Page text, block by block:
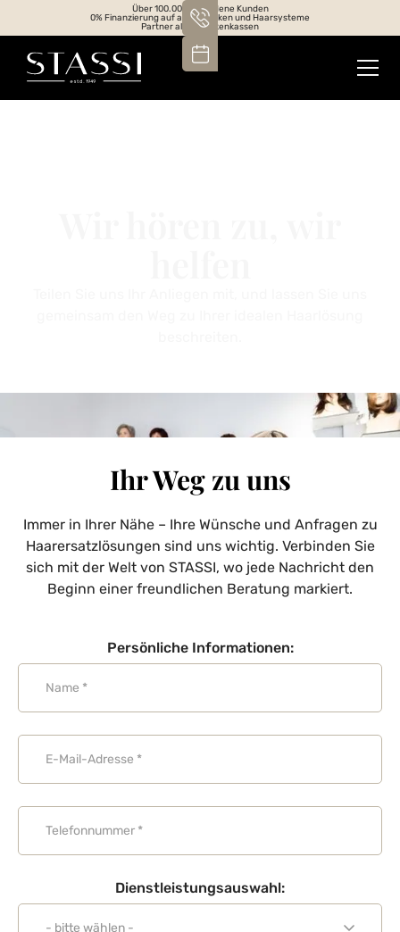
Über 100.000 zufriedene Kunden
0% Finanzierung auf alle Perücken und Haarsysteme
Partner aller Krankenkassen
Ihr Weg zu uns
Immer in Ihrer Nähe – Ihre Wünsche und Anfragen zu
Haarersatzlösungen sind uns wichtig. Verbinden Sie
sich mit der Welt von STASSI, wo jede Nachricht den
Beginn einer freundlichen Beratung markiert.
Persönliche Informationen:
Dienstleistungsauswahl: